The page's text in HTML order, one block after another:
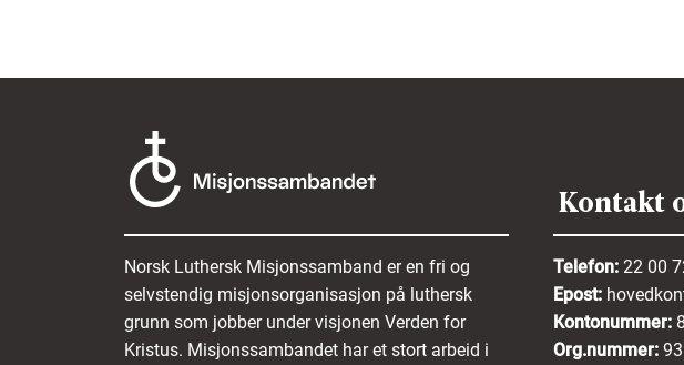
Norsk Luthersk Misjonssamband er en fri og
selvstendig misjonsorganisasjon på luthersk
grunn som jobber under visjonen Verden for
Kristus. Misjonssambandet har et stort arbeid i
Kontakt
Telefon: 22 00
Epost:
Kontonummer:
Org.nummer: